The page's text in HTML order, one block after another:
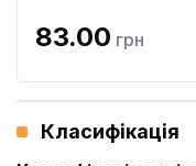
83.00 грн
Класифікація